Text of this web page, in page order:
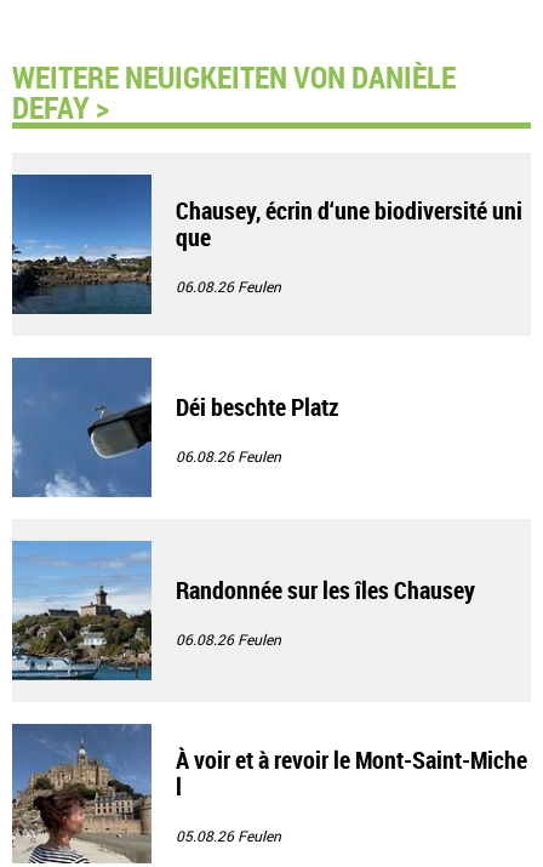
WEITERE NEUIGKEITEN VON DANIÈLE
DEFAY >
Chausey, écrin d‘une biodiversité uni
que
06.08.26Feulen
Déi beschte Platz
06.08.26Feulen
Randonnée sur les îles Chausey
06.08.26Feulen
À voir et à revoir le Mont-Saint-Miche
l
05.08.26Feulen